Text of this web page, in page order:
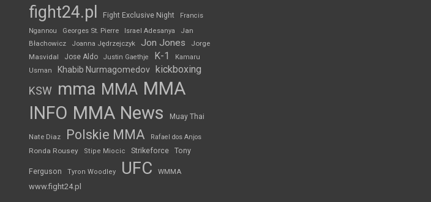
fight24.pl Fight Exclusive Night
Francis
Ngannou
Georges St. Pierre Israel Adesanya
Jan
Błachowicz
Joanna Jędrzejczyk Jon Jones
Jorge
Masvidal
Jose Aldo Justin Gaethje K-1
Kamaru
Usman
Khabib Nurmagomedov kickboxing
KSW mma MMA MMA
INFO MMA News Muay Thai
Nate Diaz Polskie MMA Rafael dos Anjos
Ronda Rousey Stipe Miocic Strikeforce Tony
Ferguson Tyron Woodley UFC WMMA
www.fight24.pl